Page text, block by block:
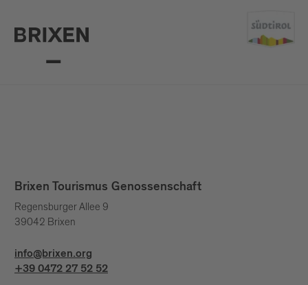
Brixen Tourismus Genossenschaft
Regensburger Allee 9
39042 Brixen
info@brixen.org
+39 0472 27 52 52